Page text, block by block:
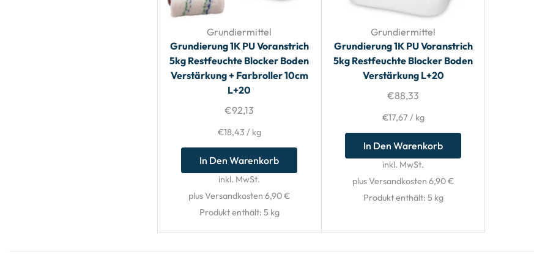
Grundiermittel
Grundierung 1K PU Voranstrich
5kg Restfeuchte Blocker Boden
Verstärkung + Farbroller 10cm
L+20
€92,13
€18,43 / kg
In Den Warenkorb
inkl. MwSt.
plus Versandkosten 6,90 €
Produkt enthält: 5 kg
Grundiermittel
Grundierung 1K PU Voranstrich
5kg Restfeuchte Blocker Boden
Verstärkung L+20
€88,33
€17,67 / kg
In Den Warenkorb
inkl. MwSt.
plus Versandkosten 6,90 €
Produkt enthält: 5 kg